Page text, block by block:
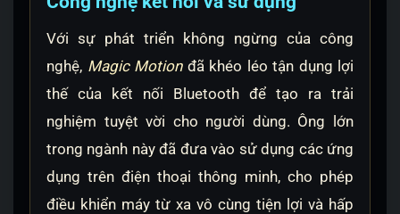
Với sự phát triển không ngừng của công
nghệ, Magic Motionđã khéo léo tận dụng lợi
thế của kết nối Bluetooth để tạo ra trải
nghiệm tuyệt vời cho người dùng. Ông lớn
trong ngành này đã đưa vào sử dụng các ứng
dụng trên điện thoại thông minh, cho phép
điều khiển máy từ xa vô cùng tiện lợi và hấp